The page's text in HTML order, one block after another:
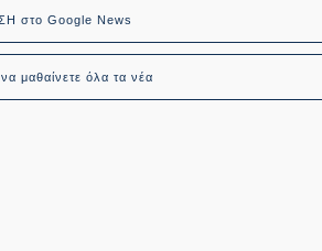
στο Google News
μαθαίνετε όλα τα νέα